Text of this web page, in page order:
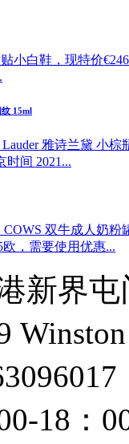
贴小白鞋，现特价
纹 15ml
Lauder 雅诗兰黛 小
时间 2021...
双牛成人奶
，需要使用优惠...
新界
18：